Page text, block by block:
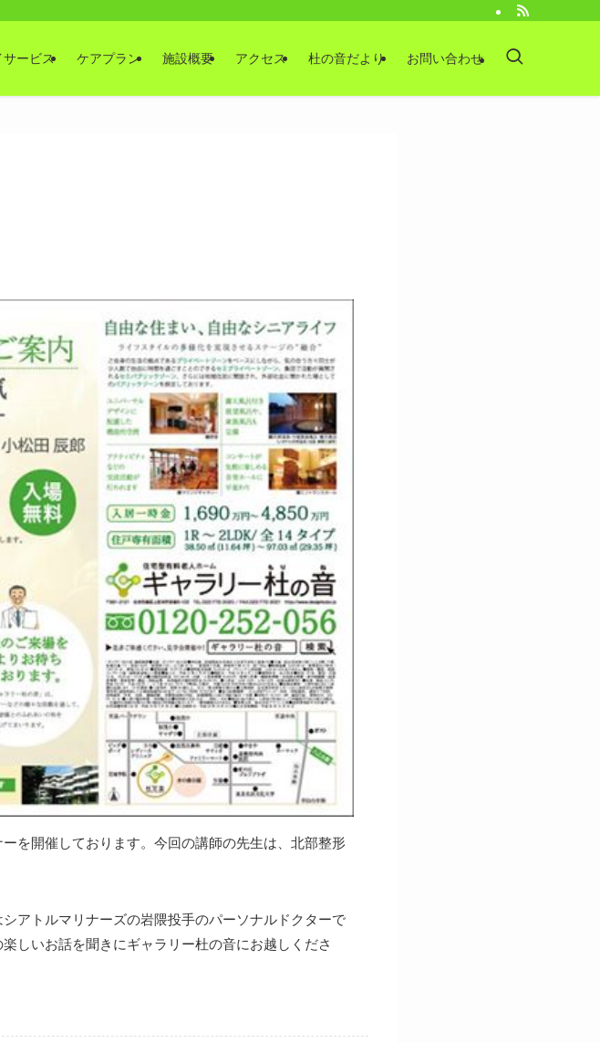
サービス ケアプラン 施設概要 アクセス 杜の音だより お問い合わせ
を開催しております。今回の講師の先生は、北部整形
アトルマリナーズの岩隈投手のパーソナルドクターで
しいお話を聞きにギャラリー杜の音にお越しくださ